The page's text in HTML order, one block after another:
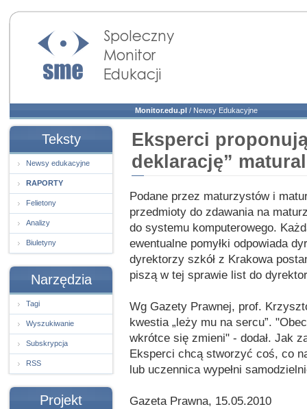
Społeczny Monitor
Edukacji
Monitor.edu.pl / Newsy Edukacyjne
Teksty
Newsy edukacyjne
RAPORTY
Felietony
Analizy
Biuletyny
Narzędzia
Tagi
Wyszukiwanie
Subskrypcja
RSS
Projekt
Eksperci
deklarację”
Podane przez maturzystów i
przedmioty do zdawania na
do systemu komputerowego.
ewentualne pomyłki odpowiada
dyrektorzy szkół z Krakowa
piszą w tej sprawie list do
Wg Gazety Prawnej, prof.
kwestia „leży mu na sercu”.
wkrótce się zmieni" - dodał. Jak
Eksperci chcą stworzyć coś, co
lub uczennica wypełni
Gazeta Prawna, 15.05.2010